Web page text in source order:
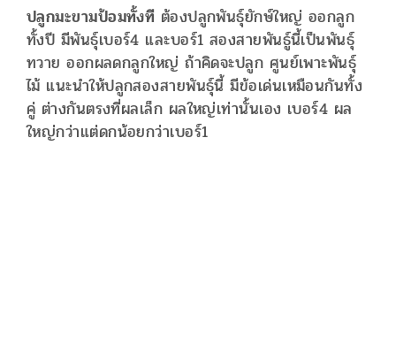
ปลูกมะขามป้อมทั้งที ต้องปลูกพันธุ์ยักษ์ใหญ่ ออกลูก
ทั้งปี มีพันธุ์เบอร์4 และบอร์1 สองสายพันธู์นี้เป็นพันธุ์
ทวาย ออกผลดกลูกใหญ่ ถ้าคิดจะปลูก ศูนย์เพาะพันธุ์
ไม้ แนะนำให้ปลูกสองสายพันธุ์นี้ มีข้อเด่นเหมือนกันทั้ง
คู่ ต่างกันตรงที่ผลเล็ก ผลใหญ่เท่านั้นเอง เบอร์4 ผล
ใหญ่กว่าแต่ดกน้อยกว่าเบอร์1